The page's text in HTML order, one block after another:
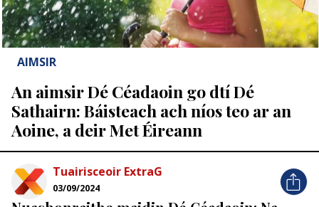
AIMSIR
An aimsir Dé Céadaoin go dtí Dé
Sathairn: Báisteach ach níos teo ar an
Aoine, a deir Met Éireann
Tuairisceoir ExtraG
03/09/2024